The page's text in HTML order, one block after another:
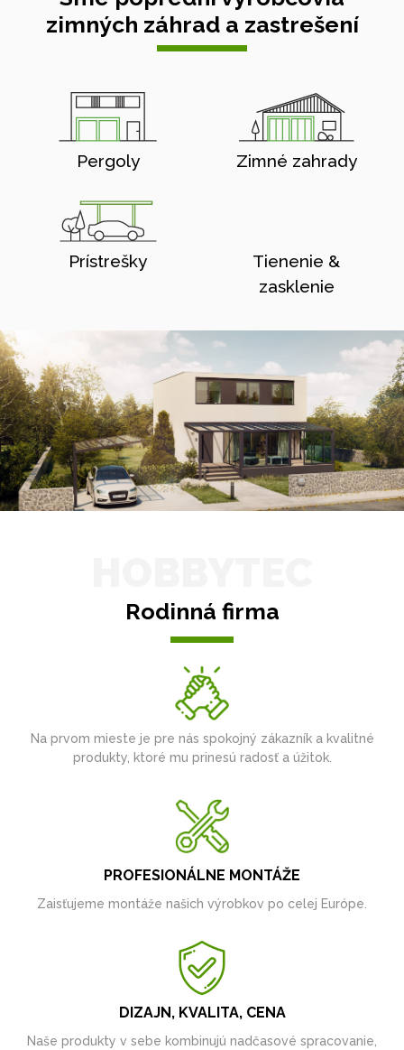
zimných záhrad a zastrešení
Pergoly Zimné zahrady
Prístrešky
Tienenie &
zasklenie
Rodinná firma
Na prvom mieste je pre nás spokojný zákazník a kvalitné
produkty, ktoré mu prinesú radosť a úžitok.
PROFESIONÁLNE MONTÁŽE
Zaisťujeme montáže našich výrobkov po celej Európe.
DIZAJN, KVALITA, CENA
Naše produkty v sebe kombinujú nadčasové spracovanie,